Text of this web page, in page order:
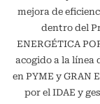
mejora de
dentro del
ENERGÉTICA
acogido a la línea
en PYME y GRAN
por el IDAE y